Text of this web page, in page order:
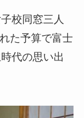
校同窓三人
た予算で富士
代の思い出